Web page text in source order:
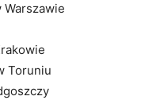
Warszawie
Toruniu